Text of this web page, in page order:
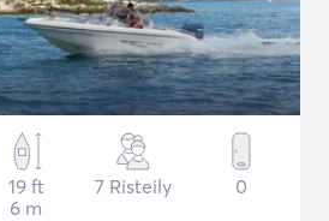
19 ft
6 m
7 Risteily 0